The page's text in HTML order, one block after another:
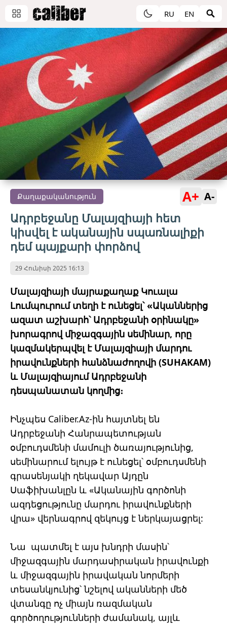
RU EN
Քաղաքականություն A+ A-
Ադրբեջանը Մալայզիայի հետ
կիսվել է ականային սպառնալիքի
դեմ պայքարի փորձով
29 Հունիսի 2025 16:13
Մալայզիայի մայրաքաղաք Կուալա
Լումպուրում տեղի է ունեցել՝ «Ականներից
ազատ աշխարհ՝ Ադրբեջանի օրինակը»
խորագրով միջազգային սեմինար, որը
կազմակերպվել է Մալայզիայի մարդու
իրավունքների հանձնաժողովի (SUHAKAM)
և Մալայզիայում Ադրբեջանի
դեսպանատան կողմից։
Ինչպես Caliber.Az-ին հայտնել են
Ադրբեջանի Հանրապետության
օմբուդսմենի մամուլի ծառայությունից,
սեմինարում ելույթ է ունեցել՝ օմբուդսմենի
գրասենյակի ղեկավար Այդըն
Սաֆիխանլըն և «Ականային գործոնի
ազդեցությունը մարդու իրավունքների
վրա» վերնագրով զեկույց է ներկայացրել:
Նա պատմել է այս խնդրի մասին՝
միջազգային մարդասիրական իրավունքի
և միջազգային իրավական նորմերի
տեսանկյունից՝ նշելով ականների մեծ
վտանգը ոչ միայն ռազմական
գործողությունների ժամանակ, այլև